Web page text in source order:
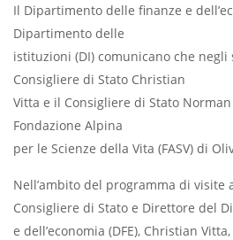
Il Dipartimento delle finanze e
Dipartimento delle
istituzioni (DI) comunicano che
Consigliere di Stato Christian
Vitta e il Consigliere di Stato
Fondazione Alpina
per le Scienze della Vita (FASV) di
Nell’ambito del programma di visite
Consigliere di Stato e Direttore del
e dell’economia (DFE), Christian